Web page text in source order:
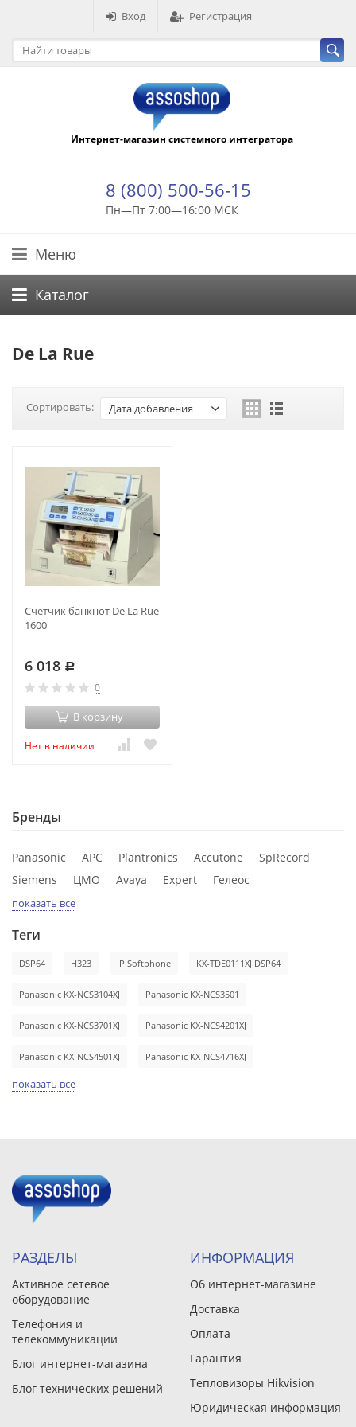
Вход Регистрация
Интернет-магазин системного интегратора
8 (800) 500-56-15
Пн—Пт 7:00—16:00 МСК
Меню
Каталог
De La Rue
Сортировать: Дата добавления
Счетчик банкнот De La Rue
1600
6 018 Р
0
В корзину
Нет в наличии
Бренды
Panasonic APC Plantronics Accutone
SpRecord
Siemens
ЦМО Avaya Expert Гелеос
показать все
Теги
DSP64 H323 IP Softphone KX-TDE0111XJ DSP64
Panasonic KX-NCS3104XJ Panasonic KX-NCS3501
Panasonic KX-NCS3701XJ Panasonic KX-NCS4201XJ
Panasonic KX-NCS4501XJ Panasonic KX-NCS4716XJ
показать все
РАЗДЕЛЫ
Активное сетевое
оборудование
Телефония и
телекоммуникации
Блог интернет-магазина
Блог технических решений
ИНФОРМАЦИЯ
Об интернет-магазине
Доставка
Оплата
Гарантия
Тепловизоры Hikvision
Юридическая информация